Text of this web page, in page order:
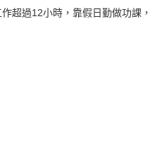
超過12小時，靠假日勤做功課